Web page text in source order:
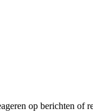
op berichten of